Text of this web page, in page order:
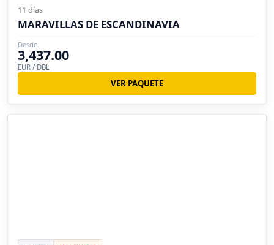
11 días
MARAVILLAS DE ESCANDINAVIA
Desde
3,437.00
EUR / DBL
VER PAQUETE